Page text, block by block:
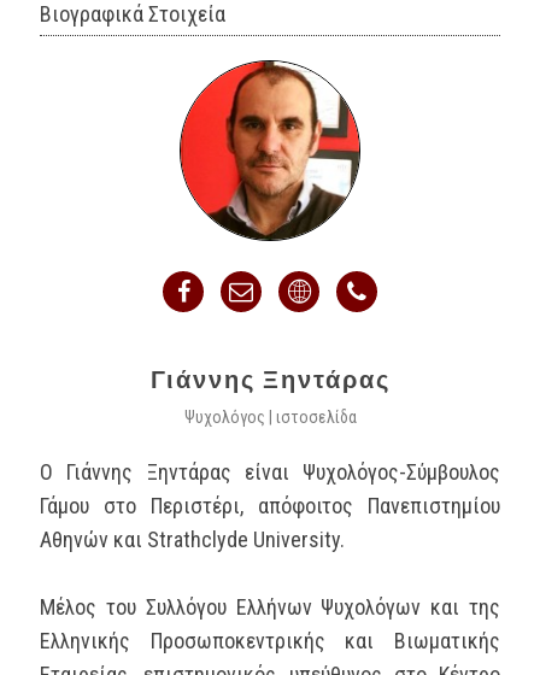
Βιογραφικά Στοιχεία
Γιάννης Ξηντάρας
Ψυχολόγος ιστοσελίδα
Ο Γιάννης Ξηντάρας είναι Ψυχολόγος-Σύμβουλος
Γάμου στο Περιστέρι, απόφοιτος Πανεπιστημίου
Αθηνών και Strathclyde University.
Μέλος του Συλλόγου Ελλήνων Ψυχολόγων και της
Ελληνικής Προσωποκεντρικής και Βιωματικής